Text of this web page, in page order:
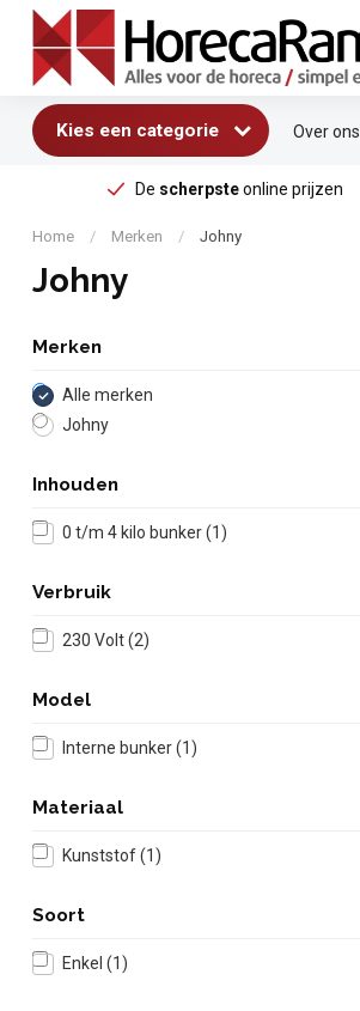
Kies een categorie Over ons
De scherpsteonline prijzen
Home / Merken / Johny
Johny
Merken
Alle merken
Johny
Inhouden
0 t/m 4 kilo bunker(1)
Verbruik
230 Volt(2)
Model
Interne bunker(1)
Materiaal
Kunststof(1)
Soort
Enkel (1)